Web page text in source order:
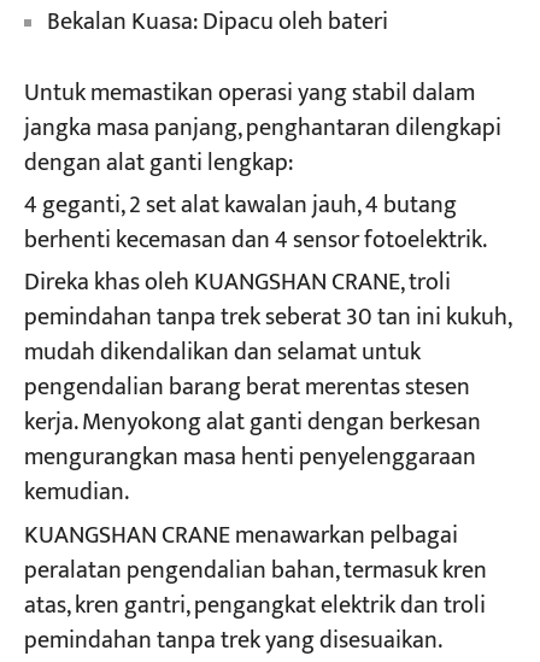
Bekalan Kuasa: Dipacu oleh bateri
Untuk memastikan operasi yang stabil dalam
jangka masa panjang, penghantaran dilengkapi
dengan alat ganti lengkap:
4 geganti, 2 set alat kawalan jauh, 4 butang
berhenti kecemasan dan 4 sensor fotoelektrik.
Direka khas oleh KUANGSHAN CRANE, troli
pemindahan tanpa trek seberat 30 tan ini kukuh,
mudah dikendalikan dan selamat untuk
pengendalian barang berat merentas stesen
kerja. Menyokong alat ganti dengan berkesan
mengurangkan masa henti penyelenggaraan
kemudian.
KUANGSHAN CRANE menawarkan pelbagai
peralatan pengendalian bahan, termasuk kren
atas, kren gantri, pengangkat elektrik dan troli
pemindahan tanpa trek yang disesuaikan.